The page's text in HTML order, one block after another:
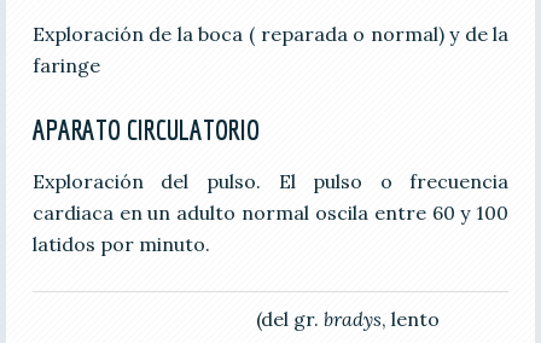
Exploración de la boca ( reparada o normal) y de la
faringe
APARATO CIRCULATORIO
Exploración del pulso. El pulso o frecuencia
cardiaca en un adulto normal oscila entre 60 y 100
latidos por minuto.
(del gr. bradys, lento